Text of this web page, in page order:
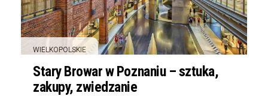
WIELKOPOLSKIE
Stary Browar w Poznaniu – sztuka,
zakupy, zwiedzanie